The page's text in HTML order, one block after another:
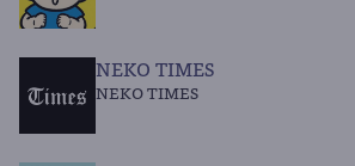
NEKO TIMES
NEKO TIMES